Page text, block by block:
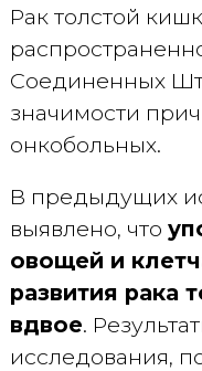
Рак толстой
Соединенных
значимости
онкобольных.
В предыдущих
выявлено, что
овощей и
развития рака
вдвое.
исследования,